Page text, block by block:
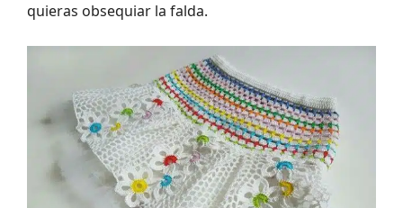
quieras obsequiar la falda.